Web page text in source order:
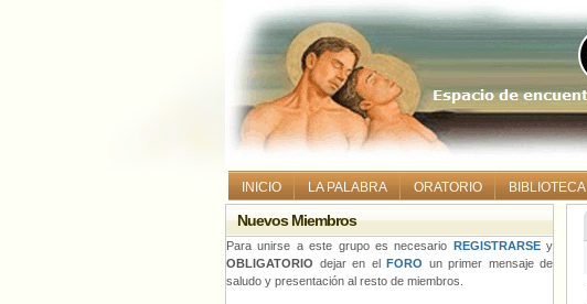
INICIO LA PALABRA ORATORIO BIBLIOTECA
Nuevos Miembros
Para unirse a este grupo es necesario REGISTRARSEy
OBLIGATORIO dejar en el FORO un primer mensaje de
saludo y presentación al resto de miembros.